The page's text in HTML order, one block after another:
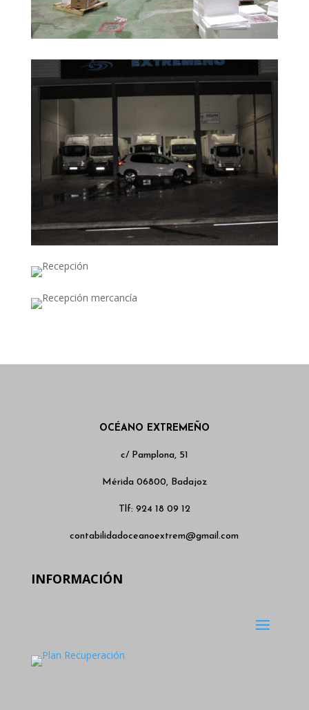
OCÉANO EXTREMEÑO
c/ Pamplona, 51
Mérida 06800, Badajoz
Tlf: 924 18 09 12
contabilidadoceanoextrem@gmail.com
INFORMACIÓN